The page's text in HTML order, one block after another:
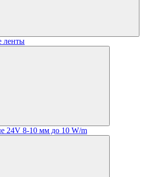
ленты
24V 8-10 мм до 10 W/m